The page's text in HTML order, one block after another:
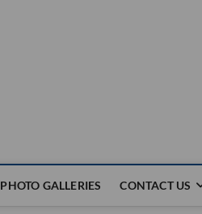
PHOTO GALLERIES CONTACT US